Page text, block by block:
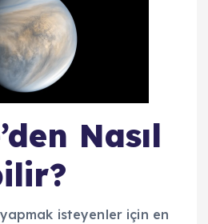
Nasıl
isteyenler için en